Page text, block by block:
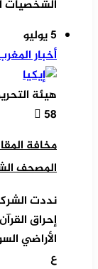
الشخصيات
5 يوليو
أخبار
هيئة
58
مخافة
المصحف
نددت
إحراق
الأراضي
ع